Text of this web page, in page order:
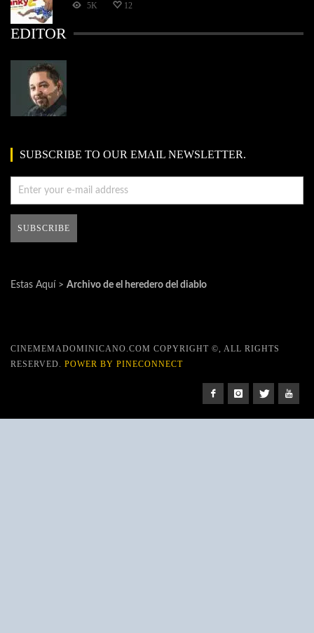
5K 12
EDITOR
SUBSCRIBE TO OUR EMAIL NEWSLETTER.
Estas Aquí > Archivo de el heredero del diablo
CINEMEMADOMINICANO.COM COPYRIGHT ©, ALL RIGHTS
RESERVED. POWER BY PINECONNECT